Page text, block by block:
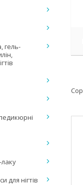
гель-
лаку
для нігтів